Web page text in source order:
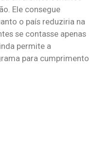
Ele consegue
o país reduziria na
se contasse apenas
permite a
para cumprimento